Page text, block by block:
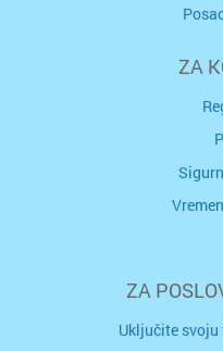
ZA
ZA
Uključite